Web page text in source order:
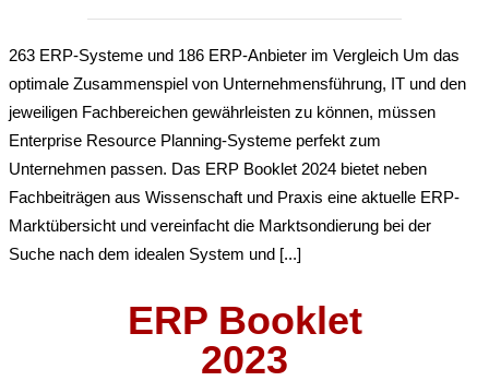
263 ERP-Systeme und 186 ERP-Anbieter im Vergleich Um das
optimale Zusammenspiel von Unternehmensführung, IT und den
jeweiligen Fachbereichen gewährleisten zu können, müssen
Enterprise Resource Planning-Systeme perfekt zum
Unternehmen passen. Das ERP Booklet 2024 bietet neben
Fachbeiträgen aus Wissenschaft und Praxis eine aktuelle ERP-
Marktübersicht und vereinfacht die Marktsondierung bei der
Suche nach dem idealen System und [...]
ERP Booklet
2023